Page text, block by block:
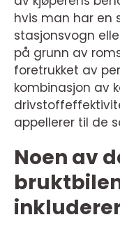
hvis man har en
stasjonsvogn
på grunn av
foretrukket av
kombinasjon av
appellerer til de
Noen av